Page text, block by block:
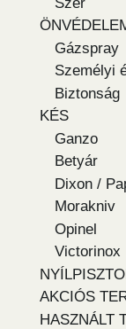
Gázspray
Személyi
Biztonság
KÉS
Ganzo
Betyár
Dixon /
Morakniv
Opinel
Victorinox
AKCIÓS
HASZNÁLT